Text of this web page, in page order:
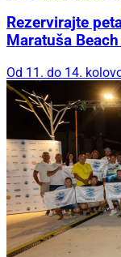
Rezervirajte
Maratuša
Od 11. do 14.